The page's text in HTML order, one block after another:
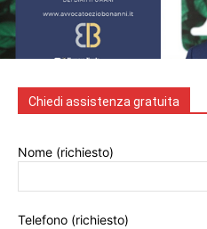
Chiedi assistenza gratuita
Nome (richiesto)
Telefono (richiesto)